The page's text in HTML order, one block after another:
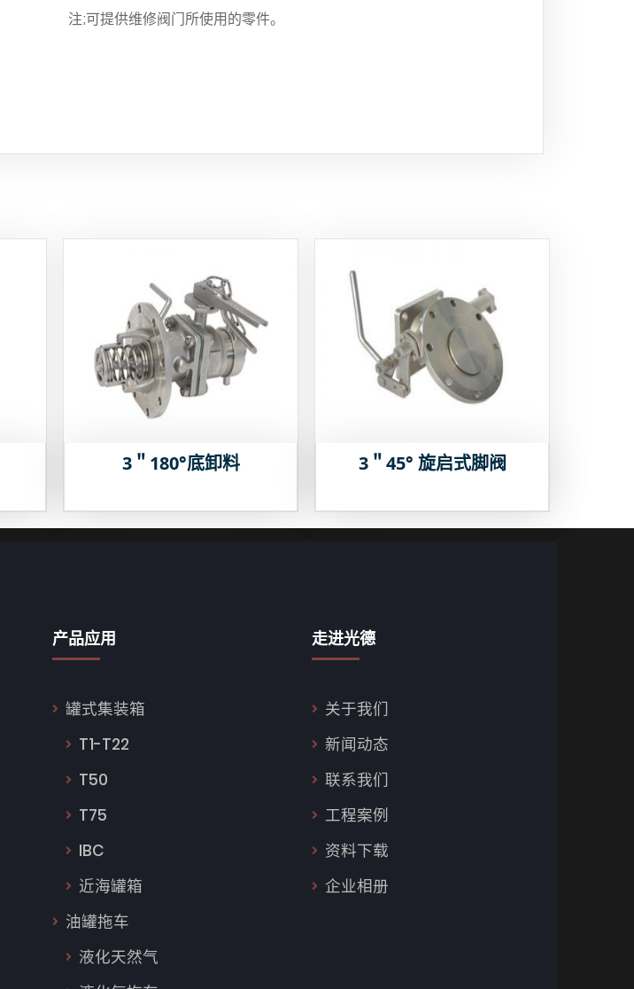
注;可提供维修阀门所使用的零件。
3＂180°底卸料 3＂45° 旋启式脚阀
产品应用
罐式集装箱
T1-T22
T50
T75
IBC
近海罐箱
油罐拖车
液化天然气
走进光德
关于我们
新闻动态
联系我们
工程案例
资料下载
企业相册